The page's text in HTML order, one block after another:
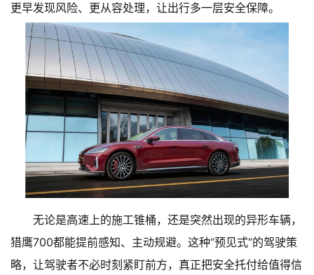
更早发现风险、更从容处理，让出行多一层安全保障。
无论是高速上的施工锥桶，还是突然出现的异形车辆，
猎鹰700都能提前感知、主动规避。这种“预见式”的驾驶策
略，让驾驶者不必时刻紧盯前方，真正把安全托付给值得信